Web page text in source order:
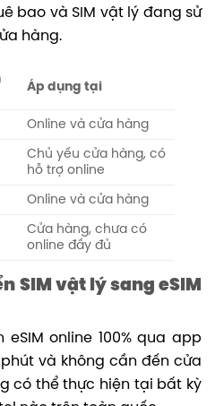
bao và SIM vật lý đang sử
hàng.
Áp dụng tại
Online và cửa hàng
Chủ yếu cửa hàng, có
hỗ trợ online
Online và cửa hàng
Cửa hàng, chưa có
online đầy đủ
SIM vật lý sang eSIM
online 100% qua app
và không cần đến cửa
có thể thực hiện tại bất kỳ